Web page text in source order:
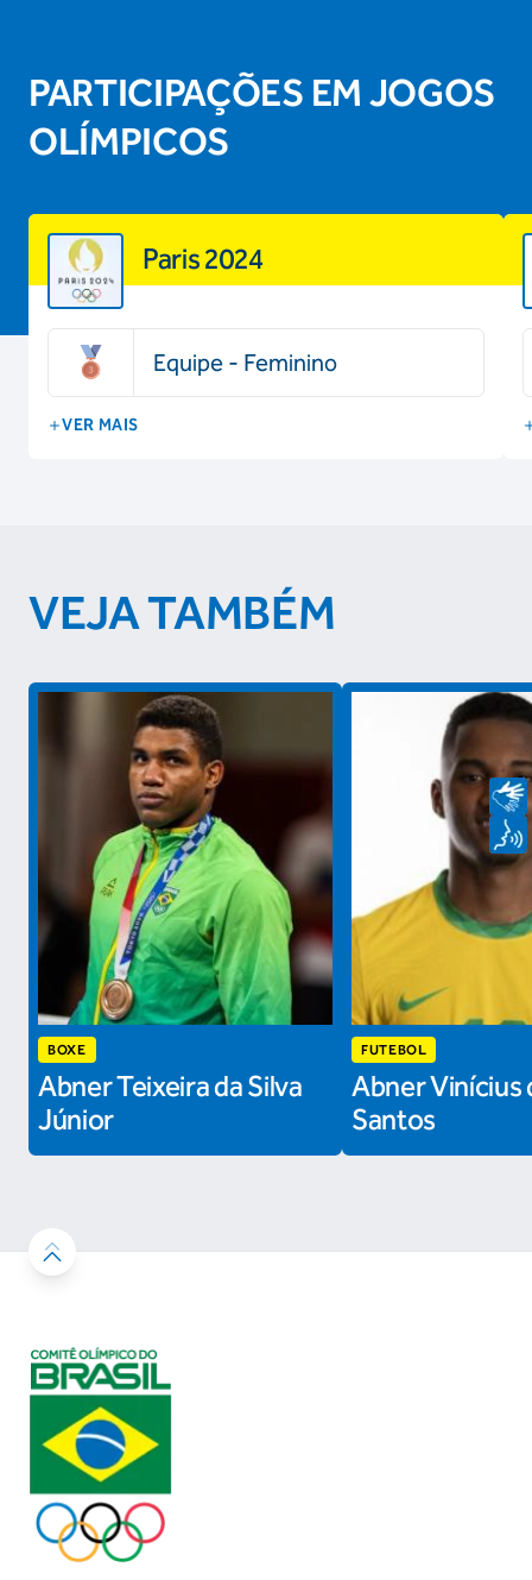
PARTICIPAÇÕES EM JOGOS
OLÍMPICOS
Paris 2024
Equipe - Feminino
VER MAIS
VEJA TAMBÉM
BOXE
Abner Teixeira da Silva
Júnior
FUTEBOL
Abner Vinícius
Santos